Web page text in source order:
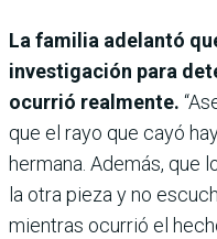
La familia adelantó
investigación para
ocurrió realmente.
que el rayo que cayó
hermana. Además, que
la otra pieza y no
mientras ocurrió el